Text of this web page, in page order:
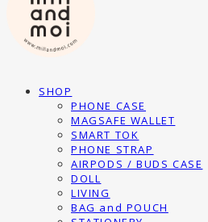
SHOP
PHONE CASE
MAGSAFE WALLET
SMART TOK
PHONE STRAP
AIRPODS / BUDS CASE
DOLL
LIVING
BAG and POUCH